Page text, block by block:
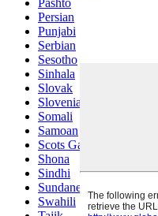
Persian
Punjabi
Serbian
Sesotho
Sinhala
Slovak
Slovenian
Somali
Samoan
Scots Gaelic
Shona
Sindhi
Sundanese
Swahili